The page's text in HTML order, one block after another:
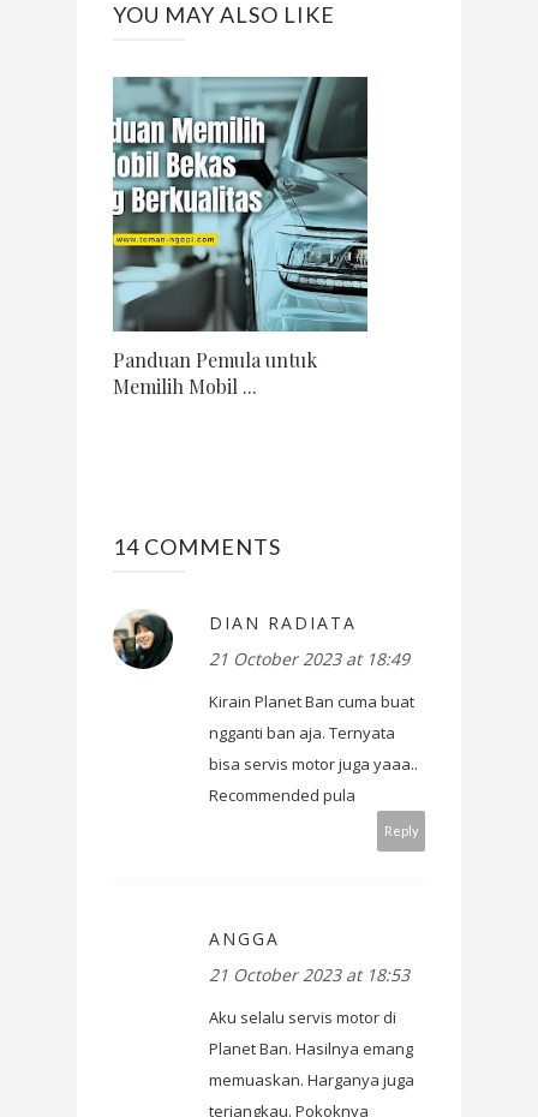
YOU MAY ALSO LIKE
Panduan Pemula untuk
Memilih Mobil ...
14 COMMENTS
DIAN RADIATA
21 October 2023 at 18:49
Kirain Planet Ban cuma buat
ngganti ban aja. Ternyata
bisa servis motor juga yaaa..
Recommended pula
Reply
ANGGA
21 October 2023 at 18:53
Aku selalu servis motor di
Planet Ban. Hasilnya emang
memuaskan. Harganya juga
terjangkau. Pokoknya